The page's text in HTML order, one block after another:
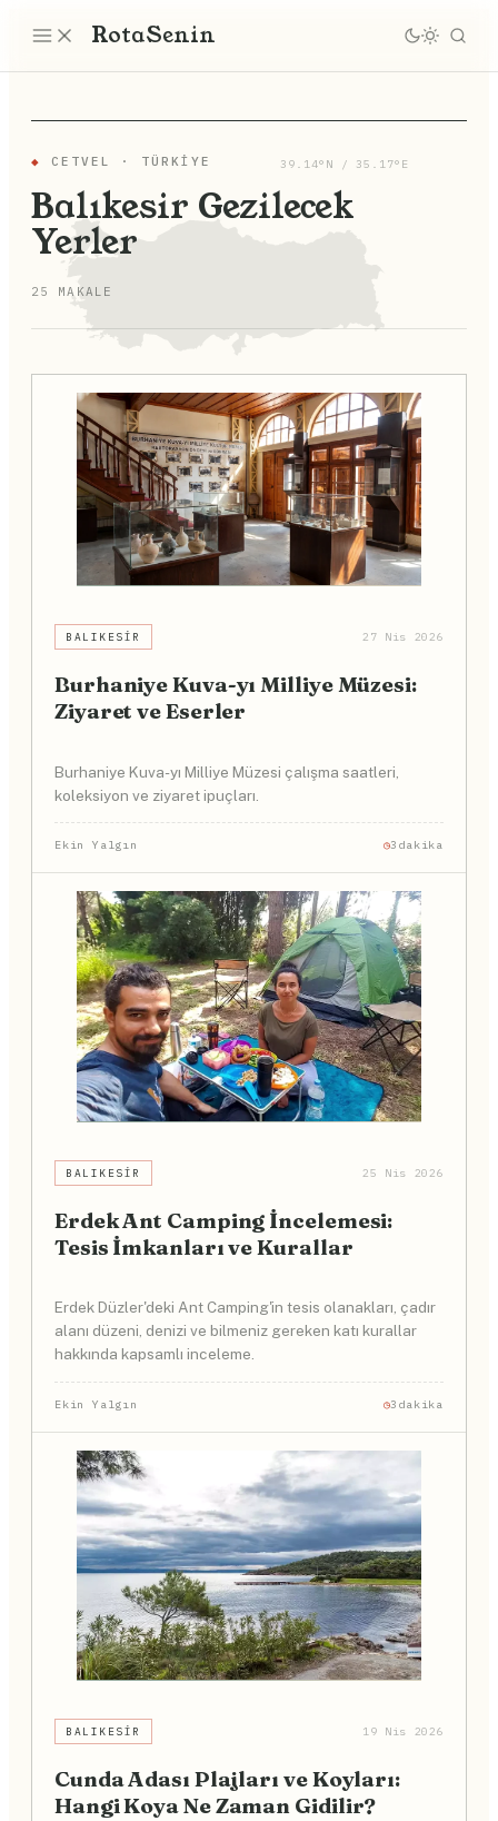
RotaSenin
39.14°N / 35.17°E
◆ CETVEL · TÜRKIYE
Balıkesir Gezilecek
Yerler
25 MAKALE
BALIKESIR 27 Nis 2026
Burhaniye Kuva-yı Milliye Müzesi:
Ziyaret ve Eserler
Burhaniye Kuva-yı Milliye Müzesi çalışma saatleri,
koleksiyon ve ziyaret ipuçları.
Ekin Yalgın 3dakika
BALIKESIR 25 Nis 2026
Erdek Ant Camping İncelemesi:
Tesis İmkanları ve Kurallar
Erdek Düzler'deki Ant Camping'in tesis olanakları, çadır
alanı düzeni, denizi ve bilmeniz gereken katı kurallar
hakkında kapsamlı inceleme.
Ekin Yalgın 3dakika
BALIKESIR 19 Nis 2026
Cunda Adası Plajları ve Koyları:
Hangi Koya Ne Zaman Gidilir?